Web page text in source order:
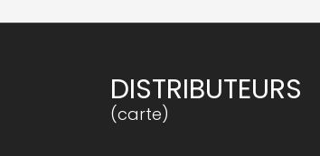
DISTRIBUTEURS
(carte)